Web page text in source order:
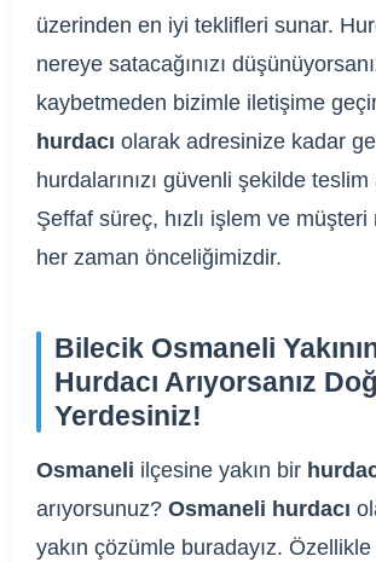
üzerinden en iyi teklifleri sunar.
nereye satacağınızı
kaybetmeden bizimle iletişime
hurdacı olarak adresinize kadar
hurdalarınızı güvenli şekilde teslim
Şeffaf süreç, hızlı işlem ve
her zaman önceliğimizdir.
Bilecik Osmaneli
Hurdacı Arıyorsanız
Yerdesiniz!
Osmaneli ilçesine yakın bir
arıyorsunuz? Osmaneli hurdacı
yakın çözümle buradayız.